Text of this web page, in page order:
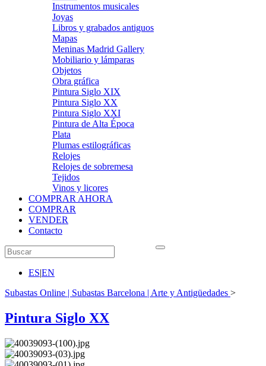
Instrumentos musicales
Joyas
Libros y grabados antiguos
Mapas
Meninas Madrid Gallery
Mobiliario y lámparas
Objetos
Obra gráfica
Pintura Siglo XIX
Pintura Siglo XX
Pintura Siglo XXI
Pintura de Alta Época
Plata
Plumas estilográficas
Relojes
Relojes de sobremesa
Tejidos
Vinos y licores
COMPRAR AHORA
COMPRAR
VENDER
Contacto
ES|EN
Subastas Online | Subastas Barcelona | Arte y Antigüedades >
Pintura Siglo XX